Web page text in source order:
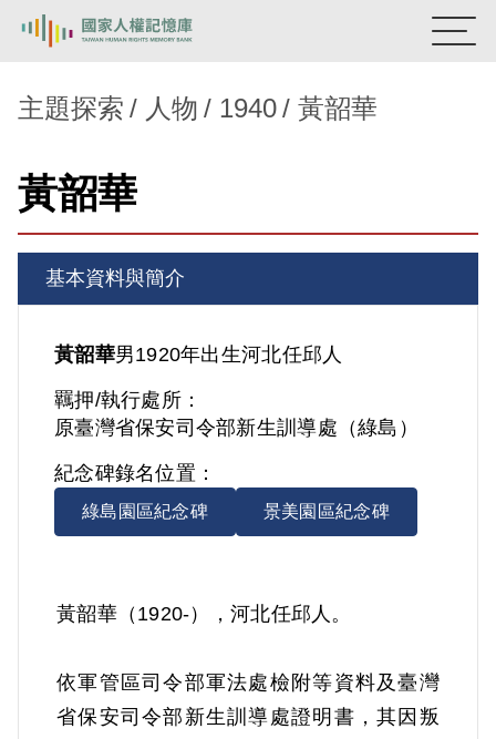
新生訓導處
主題探索
背景知識
關於我們
意見信箱
主題探索 人物 1940 黃韶華
黃韶華
基本資料與簡介
黃韶華男1920年出生河北任邱人
羈押/執行處所：
原臺灣省保安司令部新生訓導處（綠島）
紀念碑錄名位置：
綠島園區紀念碑 景美園區紀念碑
黃韶華（1920-），河北任邱人。
依軍管區司令部軍法處檢附等資料及臺灣
省保安司令部新生訓導處證明書，其因叛